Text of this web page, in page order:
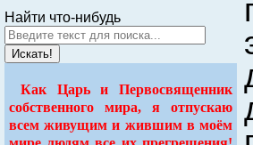
Найти что-нибудь
Искать!
Как Царь и Первосвященник
собственного мира, я отпускаю
всем живущим и жившим в моём